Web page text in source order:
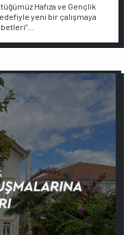
Hafıza ve Gençlik
yeni bir çalışmaya